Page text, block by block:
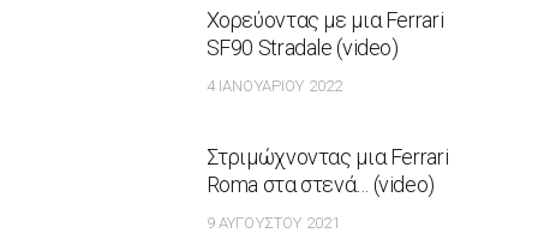
Χορεύοντας με μια Ferrari
SF90 Stradale (video)
4 ΙΑΝΟΥΑΡΊΟΥ 2022
Στριμώχνοντας μια Ferrari
Roma στα στενά… (video)
9 ΑΥΓΟΎΣΤΟΥ 2021